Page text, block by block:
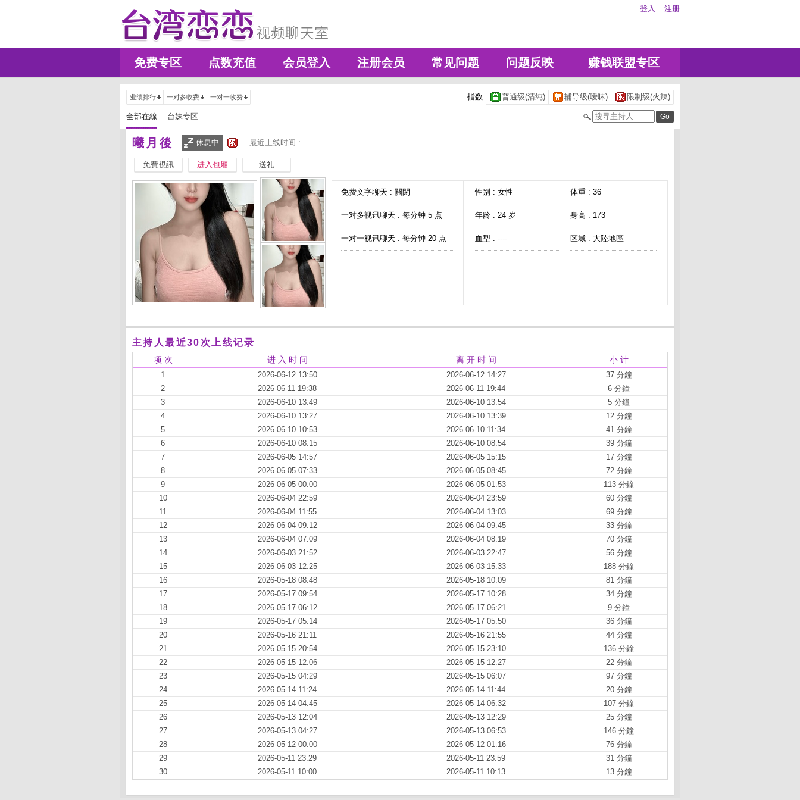
登入 注册
免费专区 点数充值 会员登入 注册会员 常见问题 问题反映 赚钱联盟专区
业绩排行 一对多收费 一对一收费 指数 普通级(清纯) 辅导级(暧昧) 限制级(火辣)
全部在線 台妹专区
曦月後 休息中 最近上线时间 :
免費視訊 进入包厢 送礼
免费文字聊天 : 關閉
一对多视讯聊天 : 每分钟 5 点
一对一视讯聊天 : 每分钟 20 点
性别 : 女性 体重 : 36
年龄 : 24 岁 身高 : 173
血型 : ---- 区域 : 大陸地區
主持人最近30次上线记录
项 次 进 入 时 间 离 开 时 间 小 计
1 2026-06-12 13:50 2026-06-12 14:27
37 分鐘
2
2026-06-11 19:38 2026-06-11 19:44
6 分鐘
3
2026-06-10 13:49 2026-06-10 13:54
5 分鐘
4
2026-06-10 13:27 2026-06-10 13:39
12 分鐘
5
2026-06-10 10:53 2026-06-10 11:34
41 分鐘
6
2026-06-10 08:15 2026-06-10 08:54
39 分鐘
7
2026-06-05 14:57 2026-06-05 15:15
17 分鐘
8
2026-06-05 07:33 2026-06-05 08:45
72 分鐘
9
2026-06-05 00:00 2026-06-05 01:53
113 分鐘
10
2026-06-04 22:59 2026-06-04 23:59
60 分鐘
11
2026-06-04 11:55 2026-06-04 13:03
69 分鐘
12
2026-06-04 09:12 2026-06-04 09:45
33 分鐘
13
2026-06-04 07:09 2026-06-04 08:19
70 分鐘
14
2026-06-03 21:52 2026-06-03 22:47
56 分鐘
15
2026-06-03 12:25 2026-06-03 15:33
188 分鐘
16
2026-05-18 08:48 2026-05-18 10:09
81 分鐘
17
2026-05-17 09:54 2026-05-17 10:28
34 分鐘
18
2026-05-17 06:12 2026-05-17 06:21
9 分鐘
19
2026-05-17 05:14 2026-05-17 05:50
36 分鐘
20
2026-05-16 21:11 2026-05-16 21:55
44 分鐘
21
2026-05-15 20:54 2026-05-15 23:10
136 分鐘
22
2026-05-15 12:06 2026-05-15 12:27
22 分鐘
23
2026-05-15 04:29 2026-05-15 06:07
97 分鐘
24
2026-05-14 11:24 2026-05-14 11:44
20 分鐘
25
2026-05-14 04:45 2026-05-14 06:32
107 分鐘
26
2026-05-13 12:04 2026-05-13 12:29
25 分鐘
27
2026-05-13 04:27 2026-05-13 06:53
146 分鐘
28
2026-05-12 00:00 2026-05-12 01:16
76 分鐘
29
2026-05-11 23:29 2026-05-11 23:59
31 分鐘
30
2026-05-11 10:00 2026-05-11 10:13 13 分鐘